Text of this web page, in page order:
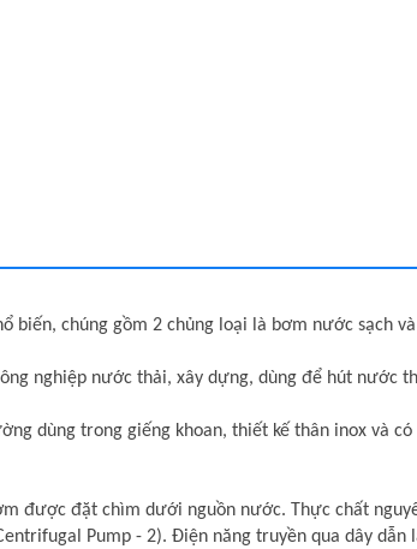
biến, chúng gồm 2 chủng loại là bơm nước sạch
nghiệp nước thải, xây dựng, dùng để hút nước
dùng trong giếng khoan, thiết kế thân inox và
được đặt chìm dưới nguồn nước. Thực chất
Pump - 2). Điện năng truyền qua dây dẫn